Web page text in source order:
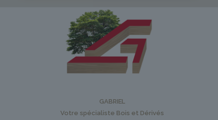
GABRIEL
Votre spécialiste Bois et Dérivés